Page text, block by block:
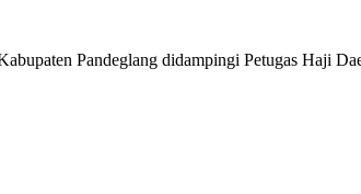
Pandeglang didampingi Petugas Haji